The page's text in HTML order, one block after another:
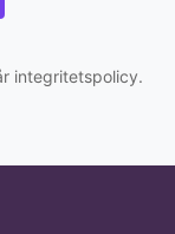
integritetspolicy.